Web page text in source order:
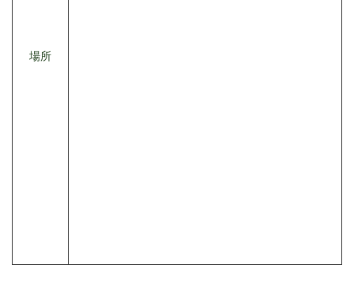
場所